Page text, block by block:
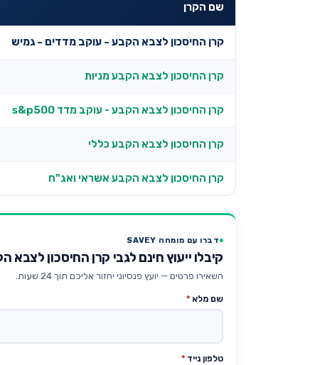
שם הקרן
קרן החיסכון לצבא הקבע - עוקב מדדים - גמיש
קרן החיסכון לצבא הקבע מניות
קרן החיסכון לצבא הקבע - עוקב מדד s&p500
קרן החיסכון לצבא הקבע כללי
קרן החיסכון לצבא הקבע אשראי ואג"ח
דברו עם מומחה SAVEY
קיבלו ייעוץ חינם לגבי קרן החיסכון
השאירו פרטים — יועץ פנסיוני יחזור אליכם תוך 24 שעות.
שם מלא *
טלפון נייד *